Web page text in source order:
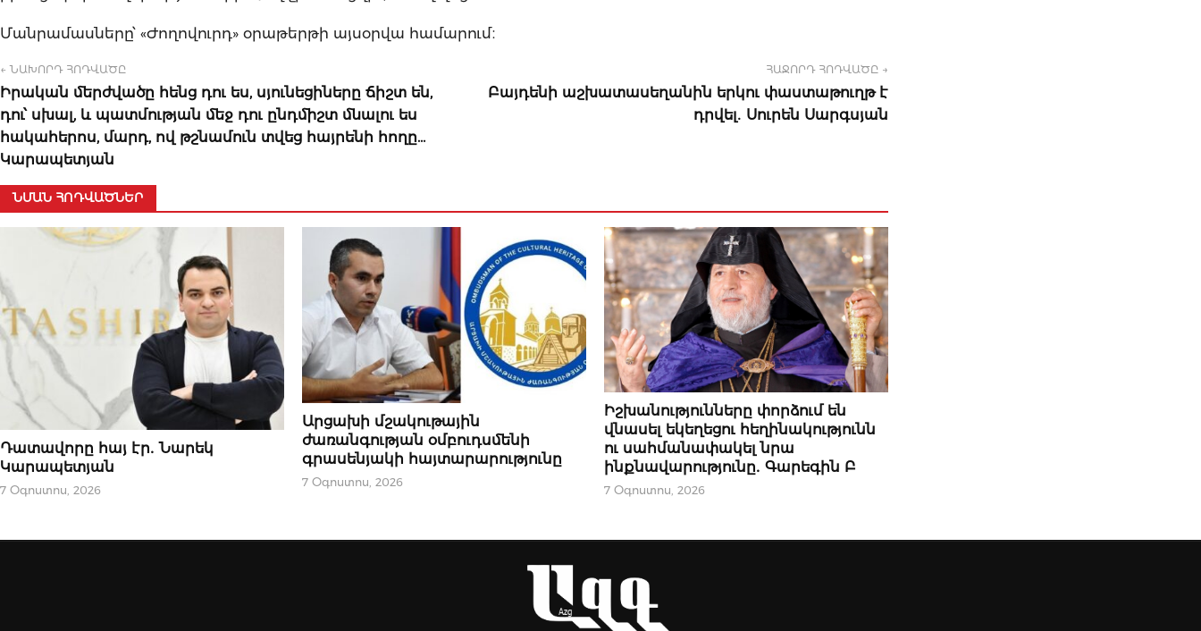
Մանրամասները՝ «Ժողովուրդ» օրաթերթի այսօրվա համարում։
← ՆԱԽՈՐԴ ՀՈԴՎԱԾԸ
Իրական մերժվածը հենց դու ես, սյունեցիները ճիշտ են,
դու՝ սխալ, և պատմության մեջ դու ընդմիշտ մնալու ես
հակահերոս, մարդ, ով թշնամուն տվեց հայրենի հողը…
Կարապետյան
ՀԱՋՈՐԴ ՀՈԴՎԱԾԸ →
Բայդենի աշխատասեղանին երկու փաստաթուղթ է
դրվել․ Սուրեն Սարգսյան
ՆՄԱՆ ՀՈԴՎԱԾՆԵՐ
ՆՈՐՈՒԹՅՈՒՆՆԵՐ
Դատավորը հայ էր․ Նարեկ
Կարապետյան
7 Օգոստոս, 2026
ԿԱՐԵՎՈՐԸ
Արցախի մշակութային
ժառանգության օմբուդսմենի
գրասենյակի հայտարարությունը⁣
7 Օգոստոս, 2026
ԿԱՐԵՎՈՐԸ
Իշխանությունները փորձում են
վնասել եկեղեցու հեղինակությունն
ու սահմանափակել նրա
ինքնավարությունը․ Գարեգին Բ
7 Օգոստոս, 2026